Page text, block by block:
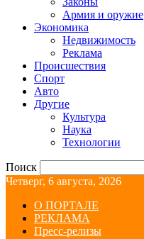
Армия и оружие
Экономика
Недвижимость
Реклама
Происшествия
Спорт
Авто
Другие
Культура
Наука
Технологии
Поиск
Четверг, 6 августа, 2026
О ПОРТАЛЕ
РЕКЛАМА
Пресс-релизы